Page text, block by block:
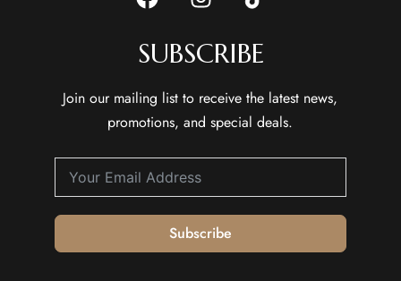
SUBSCRIBE
Join our mailing list to receive the latest news,
promotions, and special deals.
Subscribe